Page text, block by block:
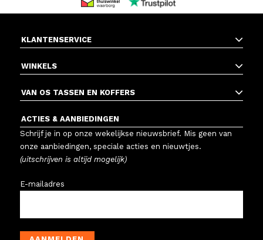
KLANTENSERVICE
WINKELS
VAN OS TASSEN EN KOFFERS
ACTIES & AANBIEDINGEN
Schrijf je in op onze wekelijkse nieuwsbrief. Mis geen van
onze aanbiedingen, speciale acties en nieuwtjes.
(uitschrijven is altijd mogelijk)
E-mailadres